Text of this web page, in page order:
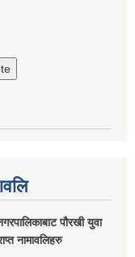
पौरखी युवा
नामावलिहरु